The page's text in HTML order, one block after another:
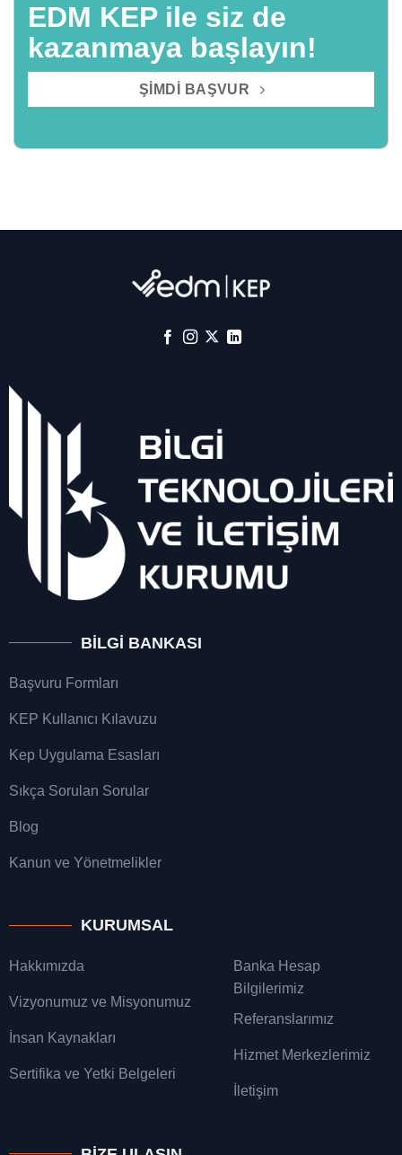
EDM KEP ile siz de
kazanmaya başlayın!
ŞIMDI BAŞVUR
BILGI BANKASI
Başvuru Formları
KEP Kullanıcı Kılavuzu
Kep Uygulama Esasları
Sıkça Sorulan Sorular
Blog
Kanun ve Yönetmelikler
KURUMSAL
Hakkımızda
Vizyonumuz ve Misyonumuz
İnsan Kaynakları
Sertifika ve Yetki Belgeleri
Banka Hesap
Bilgilerimiz
Referanslarımız
Hizmet Merkezlerimiz
İletişim